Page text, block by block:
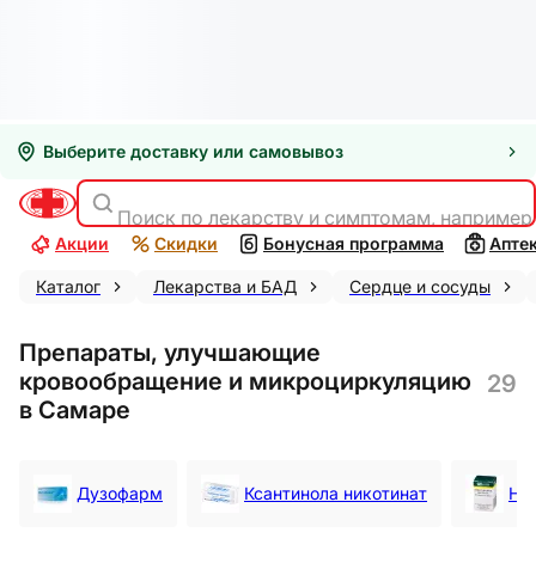
Выберите доставку или самовывоз
Поиск по лекарству и симптомам,
Акции Скидки Бонусная программа
Каталог Лекарства и БАД Сердце и сосуды
Препараты, улучшающие
кровообращение и микроциркуляцию
в Самаре
29
Дузофарм Ксантинола никотинат